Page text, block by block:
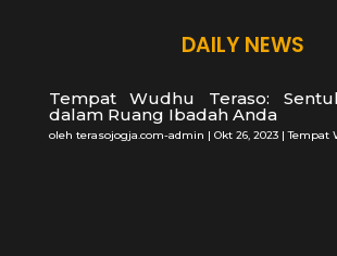
DAILY NEWS
Tempat Wudhu Teraso:
dalam Ruang Ibadah Anda
oleh terasojogja.com-admin | Okt 26, 2023|Tempat